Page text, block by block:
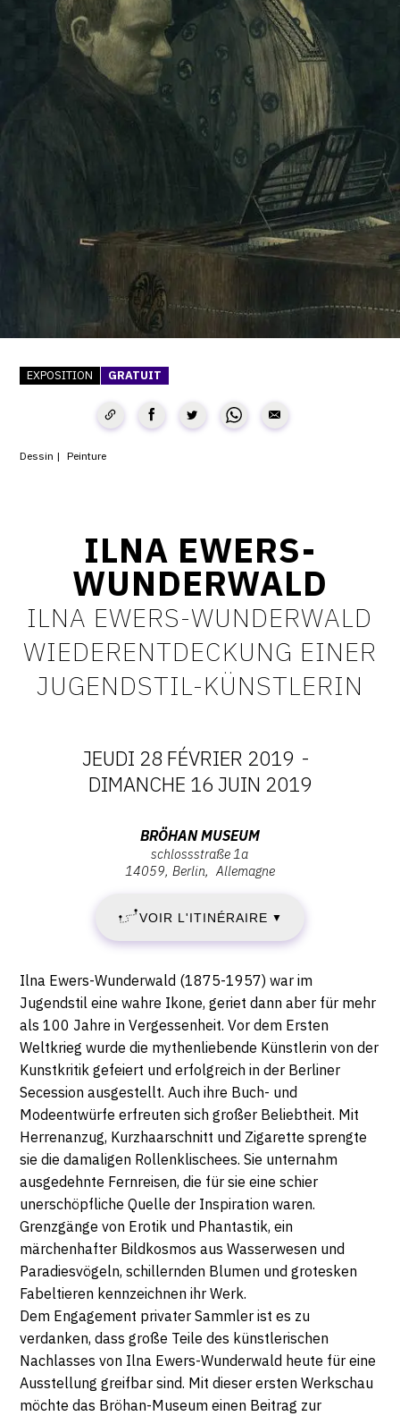
SERVICES
CRÉER SON CATALOGUE RAISONNÉ
ABONNEMENTS DÉDIÉS AUX GALERISTES
CRÉER SON SITE ARTISTE
CRÉER SON CATALOGUE D'EXPO
PUBLIER SES EXPOSITIONS
DEVENIR CONTRIBUTEUR
À PROPOS
CONTACT
SUIVEZ-NOUS
INSTAGRAM
FACEBOOK
TWITTER
EXPOSITION GRATUIT
Dessin Peinture
ILNA EWERS-
WUNDERWALD
ILNA EWERS-WUNDERWALD
WIEDERENTDECKUNG EINER
JUGENDSTIL-KÜNSTLERIN
DATES
:
JEUDI
28
FÉVRIER
2019
-
DIMANCHE
16
JUIN
2019
JEUDI 28 FÉVRIER 2019 -
DIMANCHE 16 JUIN 2019
Schlossstraße
14059
Berlin
BRÖHAN MUSEUM
schlossstraße 1a
14059 Berlin Allemagne
VOIR L'ITINÉRAIRE ▼
Description,
horaires...
Ilna Ewers-Wunderwald (1875-1957) war im
Jugendstil eine wahre Ikone, geriet dann aber für mehr
als 100 Jahre in Vergessenheit. Vor dem Ersten
Weltkrieg wurde die mythenliebende Künstlerin von der
Kunstkritik gefeiert und erfolgreich in der Berliner
Secession ausgestellt. Auch ihre Buch- und
Modeentwürfe erfreuten sich großer Beliebtheit. Mit
Herrenanzug, Kurzhaarschnitt und Zigarette sprengte
sie die damaligen Rollenklischees. Sie unternahm
ausgedehnte Fernreisen, die für sie eine schier
unerschöpfliche Quelle der Inspiration waren.
Grenzgänge von Erotik und Phantastik, ein
märchenhafter Bildkosmos aus Wasserwesen und
Paradiesvögeln, schillernden Blumen und grotesken
Fabeltieren kennzeichnen ihr Werk.
Dem Engagement privater Sammler ist es zu
verdanken, dass große Teile des künstlerischen
Nachlasses von Ilna Ewers-Wunderwald heute für eine
Ausstellung greifbar sind. Mit dieser ersten Werkschau
möchte das Bröhan-Museum einen Beitrag zur